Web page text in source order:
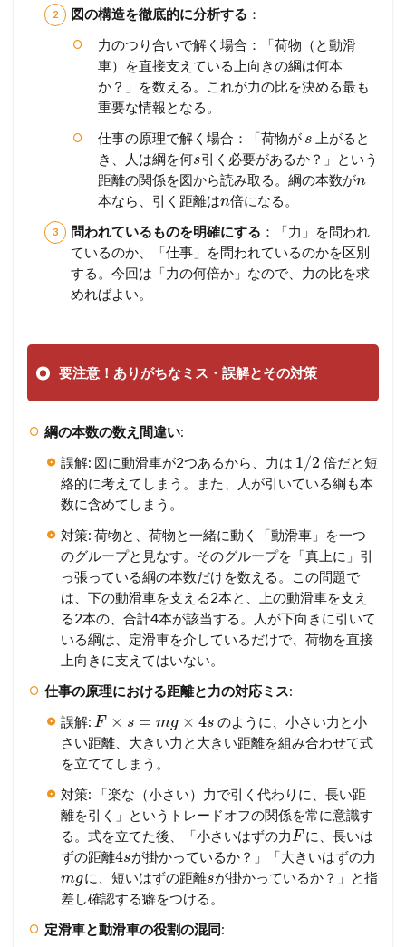
図の構造を徹底的に分析する ：
力のつり合いで解く場合：「荷物（と動滑
車）を直接支えている上向きの綱は何本
か？」を数える。これが力の比を決める最も
重要な情報となる。
仕事の原理で解く場合：「荷物が s 上がると
き、人は綱を何s引く必要があるか？」という
距離の関係を図から読み取る。綱の本数がn
本なら、引く距離はn倍になる。
問われているものを明確にする ：「力」を問われ
ているのか、「仕事」を問われているのかを区別
する。今回は「力の何倍か」なので、力の比を求
めればよい。
要注意！ありがちなミス・誤解とその対策
綱の本数の数え間違い:
誤解: 図に動滑車が2つあるから、力は 1/2 倍だと短
絡的に考えてしまう。また、人が引いている綱も本
数に含めてしまう。
対策: 荷物と、荷物と一緒に動く「動滑車」を一つ
のグループと見なす。そのグループを「真上に」引
っ張っている綱の本数だけを数える。この問題で
は、下の動滑車を支える2本と、上の動滑車を支え
る2本の、合計4本が該当する。人が下向きに引いて
いる綱は、定滑車を介しているだけで、荷物を直接
上向きに支えてはいない。
仕事の原理における距離と力の対応ミス:
誤解: F × s = mg × 4s のように、小さい力と小
さい距離、大きい力と大きい距離を組み合わせて式
を立ててしまう。
対策: 「楽な（小さい）力で引く代わりに、長い距
離を引く」というトレードオフの関係を常に意識す
る。式を立てた後、「小さいはずの力F に、長いは
ずの距離4sが掛かっているか？」「大きいはずの力
mgに、短いはずの距離sが掛かっているか？」と指
差し確認する癖をつける。
定滑車と動滑車の役割の混同: